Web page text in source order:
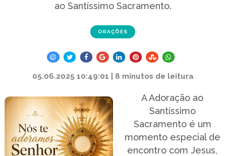
ao Santíssimo Sacramento.
ORAÇÕES
05.06.2025 10:49:01 | 8 minutos de leitura
A Adoração ao
Santíssimo
Sacramento é um
momento especial de
encontro com Jesus,